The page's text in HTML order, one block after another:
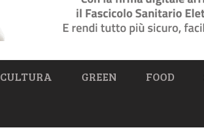
CULTURA GREEN FOOD